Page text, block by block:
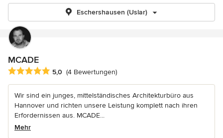
Eschershausen (Uslar)
MCADE
Durchschnittliche Bewertung: 5 von 5 Sternen
5,0 (4 Bewertungen)
Wir sind ein junges, mittelständisches Architekturbüro aus
Hannover und richten unsere Leistung komplett nach ihren
Erfordernissen aus. MCADE...
Mehr